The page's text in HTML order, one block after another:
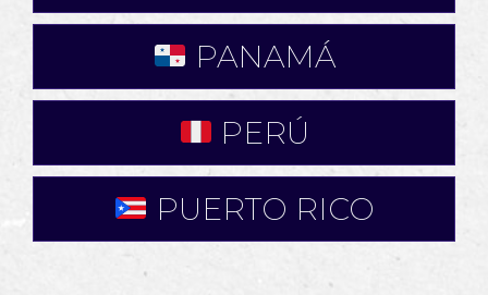
PANAMÁ
PERÚ
PUERTO RICO